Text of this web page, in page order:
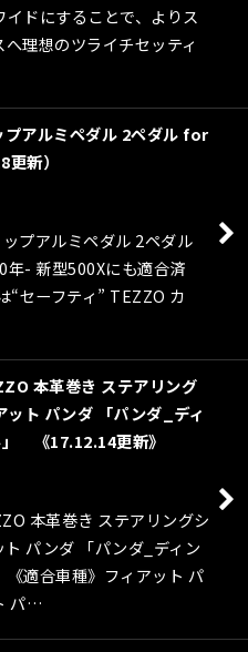
ドにすることで、よりス
理想のツライチセッティ
アルミペダル 2ペダル for
新）
プアルミペダル 2ペダル
- 新型500Xにも適合済
“セーフティ” TEZZO カ
本革巻き ステアリング
ト パンダ 「パンダ_ディ
《17.12.14更新》
本革巻き ステアリングシ
パンダ 「パンダ_ディン
適合車種》フィアット パ
パ…